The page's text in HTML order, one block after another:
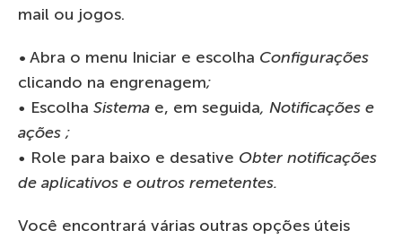
mail ou jogos.
• Abra o menu Iniciar e escolha Configurações
clicando na engrenagem;
• Escolha Sistema e, em seguida, Notificações e
ações ;
• Role para baixo e desative Obter notificações
de aplicativos e outros remetentes.
Você encontrará várias outras opções úteis